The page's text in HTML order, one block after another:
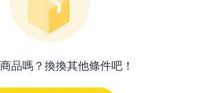
品嗎？換換其他條件吧！